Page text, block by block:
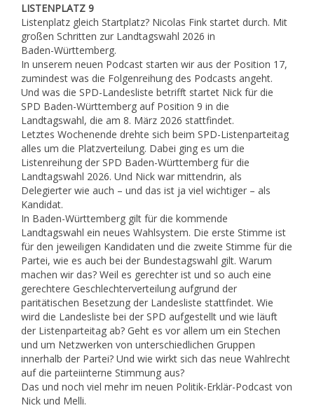
LISTENPLATZ 9
Listenplatz gleich Startplatz? Nicolas Fink startet durch. Mit
großen Schritten zur Landtagswahl 2026 in
Baden-Württemberg.
In unserem neuen Podcast starten wir aus der Position 17,
zumindest was die Folgenreihung des Podcasts angeht.
Und was die SPD-Landesliste betrifft startet Nick für die
SPD Baden-Württemberg auf Position 9 in die
Landtagswahl, die am 8. März 2026 stattfindet.
Letztes Wochenende drehte sich beim SPD-Listenparteitag
alles um die Platzverteilung. Dabei ging es um die
Listenreihung der SPD Baden-Württemberg für die
Landtagswahl 2026. Und Nick war mittendrin, als
Delegierter wie auch – und das ist ja viel wichtiger – als
Kandidat.
In Baden-Württemberg gilt für die kommende
Landtagswahl ein neues Wahlsystem. Die erste Stimme ist
für den jeweiligen Kandidaten und die zweite Stimme für die
Partei, wie es auch bei der Bundestagswahl gilt. Warum
machen wir das? Weil es gerechter ist und so auch eine
gerechtere Geschlechterverteilung aufgrund der
paritätischen Besetzung der Landesliste stattfindet. Wie
wird die Landesliste bei der SPD aufgestellt und wie läuft
der Listenparteitag ab? Geht es vor allem um ein Stechen
und um Netzwerken von unterschiedlichen Gruppen
innerhalb der Partei? Und wie wirkt sich das neue Wahlrecht
auf die parteiinterne Stimmung aus?
Das und noch viel mehr im neuen Politik-Erklär-Podcast von
Nick und Melli.